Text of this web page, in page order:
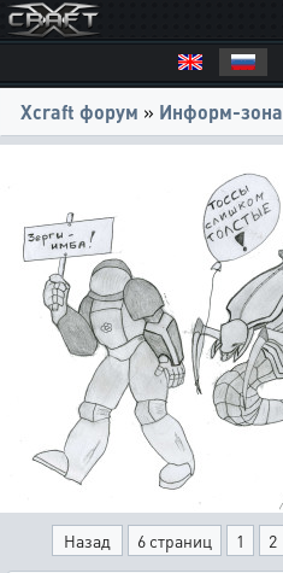
Xcraft форум » Информ-зона
Назад 6 страниц 1 2